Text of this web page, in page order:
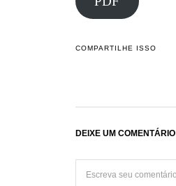
COMPARTILHE ISSO
DEIXE UM COMENTÁRIO